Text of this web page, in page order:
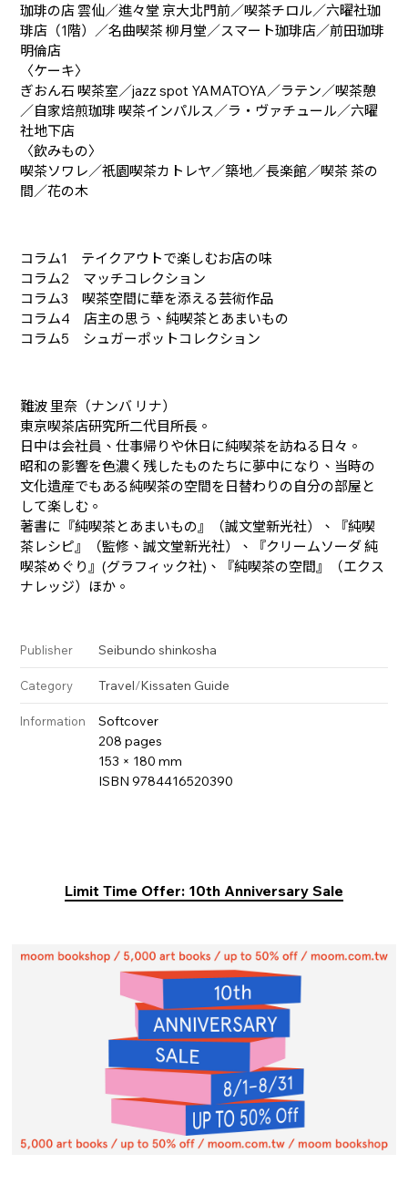
珈琲の店 雲仙／進々堂 京大北門前／喫茶チロル／六曜社珈
琲店（1階）／名曲喫茶 柳月堂／スマート珈琲店／前田珈琲
明倫店
〈ケーキ〉
ぎおん石 喫茶室／jazz spot YAMATOYA／ラテン／喫茶憩
／自家焙煎珈琲 喫茶インパルス／ラ・ヴァチュール／六曜
社地下店
〈飲みもの〉
喫茶ソワレ／祇園喫茶カトレヤ／築地／長楽館／喫茶 茶の
間／花の木
コラム1 テイクアウトで楽しむお店の味
コラム2 マッチコレクション
コラム3 喫茶空間に華を添える芸術作品
コラム4 店主の思う、純喫茶とあまいもの
コラム5 シュガーポットコレクション
難波 里奈（ナンバ リナ）
東京喫茶店研究所二代目所長。
日中は会社員、仕事帰りや休日に純喫茶を訪ねる日々。
昭和の影響を色濃く残したものたちに夢中になり、当時の
文化遺産でもある純喫茶の空間を日替わりの自分の部屋と
して楽しむ。
著書に『純喫茶とあまいもの』（誠文堂新光社）、『純喫
茶レシピ』（監修、誠文堂新光社）、『クリームソーダ 純
喫茶めぐり』(グラフィック社)、『純喫茶の空間』（エクス
ナレッジ）ほか。
Publisher Seibundo shinkosha
Category Travel/Kissaten Guide
Information
Softcover
208 pages
153 × 180 mm
ISBN 9784416520390
Limit Time Offer: 10th Anniversary Sale